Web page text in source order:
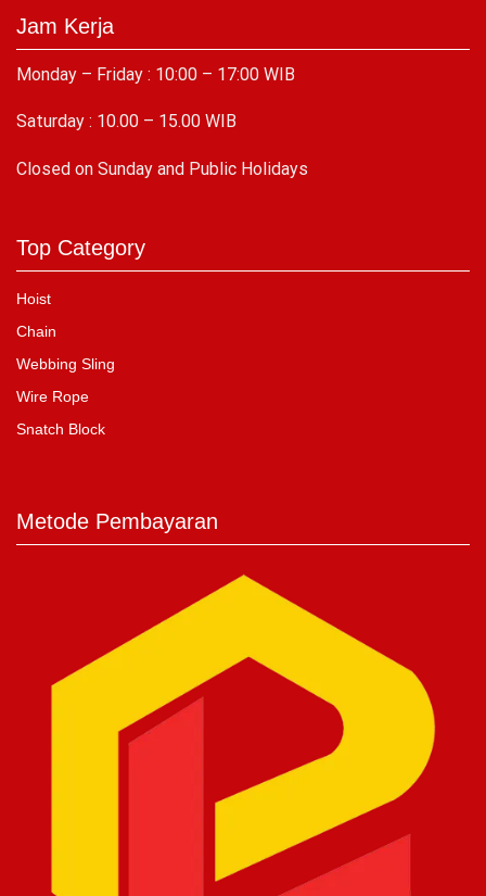
Jam Kerja
Monday – Friday : 10:00 – 17:00 WIB
Saturday : 10.00 – 15.00 WIB
Closed on Sunday and Public Holidays
Top Category
Hoist
Chain
Webbing Sling
Wire Rope
Snatch Block
Metode Pembayaran